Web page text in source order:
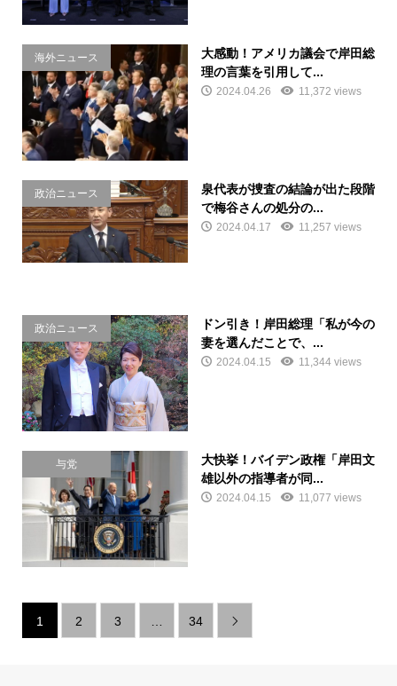
海外ニュース
大感動！アメリカ議会で岸田総
理の言葉を引用して...
2024.04.26 11,372 views
政治ニュース
泉代表が捜査の結論が出た段階
で梅谷さんの処分の...
2024.04.17 11,257 views
政治ニュース
ドン引き！岸田総理「私が今の
妻を選んだことで、...
2024.04.15 11,344 views
与党
大快挙！バイデン政権「岸田文
雄以外の指導者が同...
2024.04.15 11,077 views
1 2 3 34 